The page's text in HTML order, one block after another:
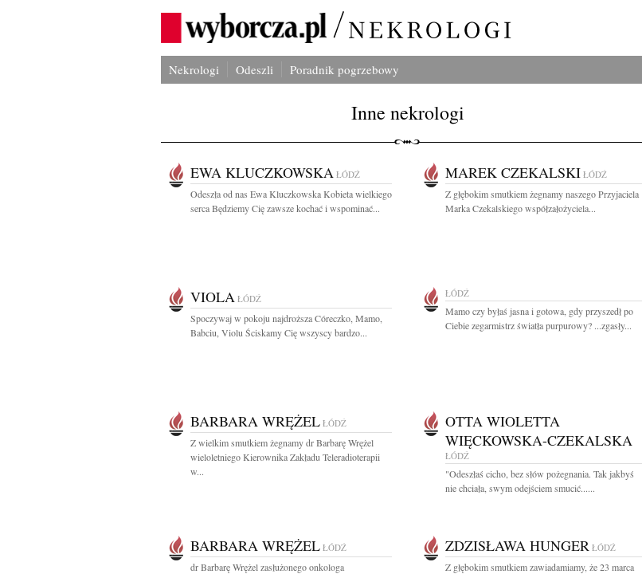
Nekrologi Odeszli Poradnik pogrzebowy
Inne nekrologi
EWA KLUCZKOWSKA ŁÓDŹ
Odeszła od nas Ewa Kluczkowska Kobieta wielkiego
serca Będziemy Cię zawsze kochać i wspominać...
MAREK CZEKALSKI ŁÓDŹ
Z głębokim smutkiem żegnamy naszego Przyjaciela
Marka Czekalskiego współzałożyciela...
VIOLA ŁÓDŹ
Spoczywaj w pokoju najdroższa Córeczko, Mamo,
Babciu, Violu Ściskamy Cię wszyscy bardzo...
ŁÓDŹ
Mamo czy byłaś jasna i gotowa, gdy przyszedł po
Ciebie zegarmistrz światła purpurowy? ...zgasły...
BARBARA WRĘŻEL ŁÓDŹ
Z wielkim smutkiem żegnamy dr Barbarę Wrężel
wieloletniego Kierownika Zakładu Teleradioterapii
w...
OTTA WIOLETTA
WIĘCKOWSKA-CZEKALSKA
ŁÓDŹ
"Odeszłaś cicho, bez słów pożegnania. Tak jakbyś
nie chciała, swym odejściem smucić......
BARBARA WRĘŻEL ŁÓDŹ
dr Barbarę Wrężel zasłużonego onkologa
ZDZISŁAWA HUNGER ŁÓDŹ
Z głębokim smutkiem zawiadamiamy, że 23 marca